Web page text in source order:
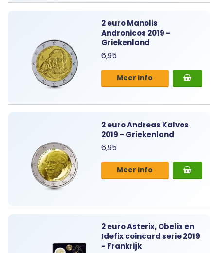
2 euro Manolis
Andronicos 2019 -
Griekenland
6,95
Meer info
2 euro Andreas Kalvos
2019 - Griekenland
6,95
Meer info
2 euro Asterix, Obelix en
Idefix coincard serie 2019
- Frankrijk